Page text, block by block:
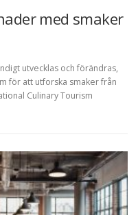
med smaker
utvecklas och förändras,
för att utforska smaker från
Culinary Tourism